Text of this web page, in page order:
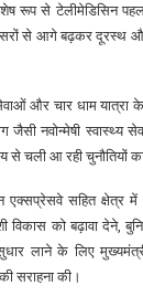
रूप से टेलीमेडिसिन
से आगे बढ़कर दूरस्थ
और चार धाम यात्रा के
जैसी नवोन्मेषी स्वास्थ्य
चली आ रही चुनौतियों का
एक्सप्रेसवे सहित क्षेत्र
विकास को बढ़ावा देने,
लाने के लिए
सराहना की।